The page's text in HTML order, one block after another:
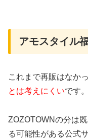
アモスタイル
これまで再販はなか
とは考えにくいです。
ZOZOTOWNの分は
る可能性がある公式